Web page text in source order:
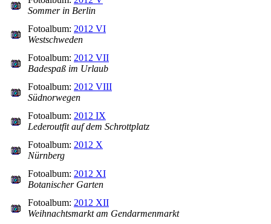
Sommer in Berlin
Fotoalbum: 2012 VI
Westschweden
Fotoalbum: 2012 VII
Badespaß im Urlaub
Fotoalbum: 2012 VIII
Südnorwegen
Fotoalbum: 2012 IX
Lederoutfit auf dem Schrottplatz
Fotoalbum: 2012 X
Nürnberg
Fotoalbum: 2012 XI
Botanischer Garten
Fotoalbum: 2012 XII
Weihnachtsmarkt am Gendarmenmarkt